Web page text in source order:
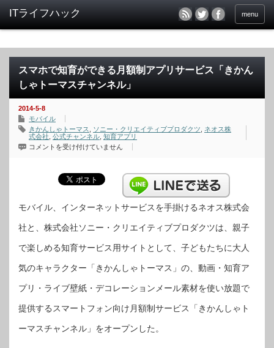
menu
スマホで知育ができる月額制アプリサービス「きかん
しゃトーマスチャンネル」
2014-5-8
モバイル
きかんしゃトーマス
ソニー・クリエイティブプロダクツ
ネオス株
式会社 公式チャンネル 知育アプリ
ス
き
る
額
制
プ
ー
ス
「き
ん
し
ト
コメントを受け付けていません
モバイル、インターネットサービスを手掛けるネオス株式会
社と、株式会社ソニー・クリエイティブプロダクツは、親子
で楽しめる知育サービス用サイトとして、子どもたちに大人
気のキャラクター「きかんしゃトーマス」の、動画・知育ア
プリ・ライブ壁紙・デコレーションメール素材を使い放題で
提供するスマートフォン向け月額制サービス「きかんしゃト
ーマスチャンネル」をオープンした。